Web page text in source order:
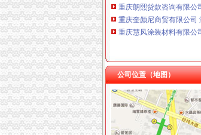
重庆奎颜尼商贸有限公司
重庆慧风涂装材料有限公
重庆欧氏科技发展有限公
重庆盛旗投资咨询有限公
重庆佳技维科技发展有限
上海兆妩贸易有限公司重
公司位置（地图）